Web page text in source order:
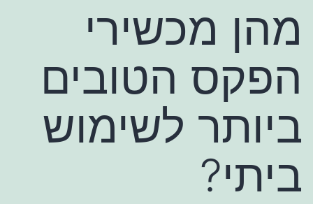
מהן מכשירי
הפקס הטובים
ביותר לשימוש
ביתי?